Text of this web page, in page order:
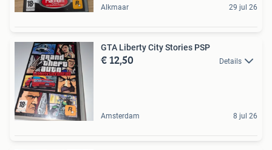
Alkmaar 29 jul 26
GTA Liberty City Stories PSP
€ 12,50 Details
Amsterdam 8 jul 26